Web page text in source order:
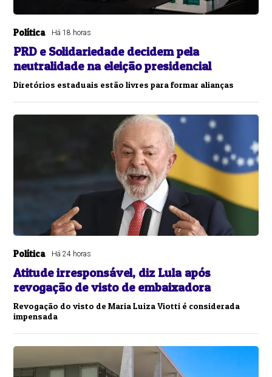
Política Há 18 horas
PRD e Solidariedade decidem pela
neutralidade na eleição presidencial
Diretórios estaduais estão livres para formar alianças
Política Há 24 horas
Atitude irresponsável, diz Lula após
revogação de visto de embaixadora
Revogação do visto de Maria Luiza Viotti é considerada
impensada